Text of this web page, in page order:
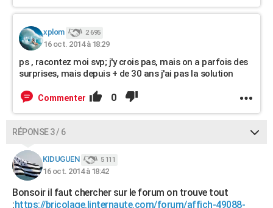
xplom 2 695
16 oct. 2014 à 18:29
ps , racontez moi svp; j'y crois pas, mais on a parfois des
surprises, mais depuis + de 30 ans j'ai pas la solution
Commenter 0
RÉPONSE 3 / 6
KIDUGUEN 5 111
16 oct. 2014 à 18:42
Bonsoir il faut chercher sur le forum on trouve tout
:https://bricolage.linternaute.com/forum/affich-49088-